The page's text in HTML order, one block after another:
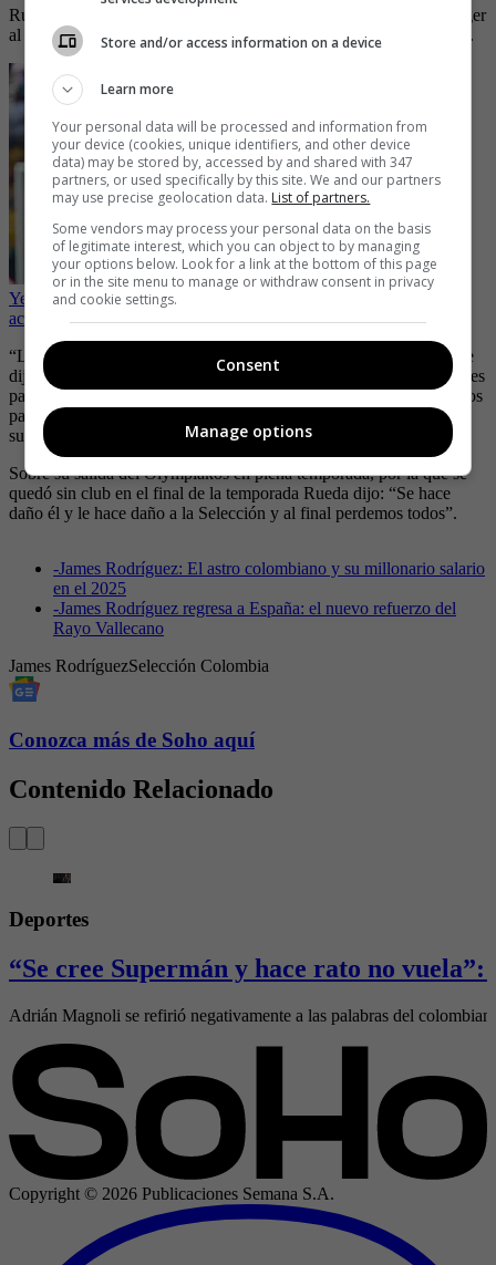
Rueda dijo que no contó con James porque su intención era proteger
al futbolista y evitar que sufriera una lesión que acortará su carrera.
Yerry Mina se despidió salvando al Everton del descenso, pero lo
acusan de morder un rival
“Lo que quise fue proteger a la Selección y proteger a James, yo le
dije: ‘Yo no quiero abusar de ti, yo no quiero a James para dos o tres
partidos, sin que se lesione otra vez, quiero a James para 10 partidos
para que juegue cinco años más con altísimo nivel’”, agregó sobre
su decisión.
Sobre su salida del Olympiakos en plena temporada, por la que se
quedó sin club en el final de la temporada Rueda dijo: “Se hace
daño él y le hace daño a la Selección y al final perdemos todos”.
-James Rodríguez: El astro colombiano y su millonario salario
en el 2025
-James Rodríguez regresa a España: el nuevo refuerzo del
Rayo Vallecano
James RodríguezSelección Colombia
Conozca más de Soho aquí
Contenido Relacionado
Deportes
“Se cree Supermán y hace rato no
Adrián Magnoli se refirió negativamente a las palabras del
Copyright © 2026 Publicaciones Semana S.A.
Store and/or access information on a device
Learn more
Your personal data will be processed and information from
your device (cookies, unique identifiers, and other device
data) may be stored by, accessed by and shared with 347
partners, or used specifically by this site. We and our partners
may use precise geolocation data. List of partners.
Some vendors may process your personal data on the basis
of legitimate interest, which you can object to by managing
your options below. Look for a link at the bottom of this page
or in the site menu to manage or withdraw consent in privacy
and cookie settings.
Consent
Manage options